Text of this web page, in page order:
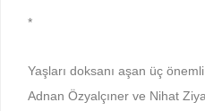
*
Yaşları doksanı aşan üç
Adnan Özyalçıner ve Nihat